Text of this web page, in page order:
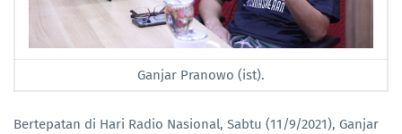
Ganjar Pranowo (ist).
Bertepatan di Hari Radio Nasional, Sabtu (11/9/2021), Ganjar